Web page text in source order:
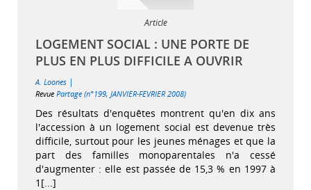
Article
LOGEMENT SOCIAL : UNE PORTE DE
PLUS EN PLUS DIFFICILE A OUVRIR
A. Loones |
Revue Partage (n°199, JANVIER-FEVRIER 2008)
Des résultats d'enquêtes montrent qu'en dix ans
l'accession à un logement social est devenue très
difficile, surtout pour les jeunes ménages et que la
part des familles monoparentales n'a cessé
d'augmenter : elle est passée de 15,3 % en 1997 à
1[...]